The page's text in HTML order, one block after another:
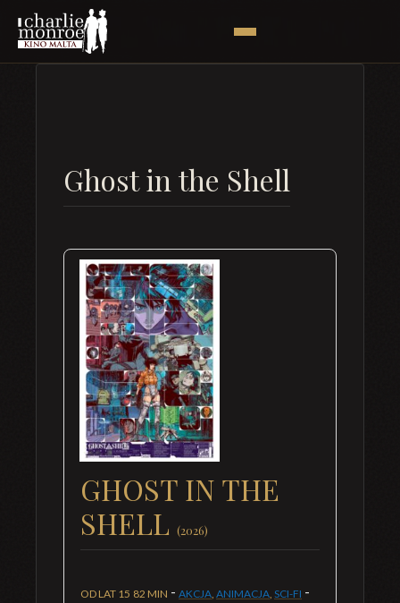
Ghost in the Shell
GHOST IN THE
SHELL (2026)
OD LAT 15 82 MIN - AKCJA, ANIMACJA, SCI-FI -